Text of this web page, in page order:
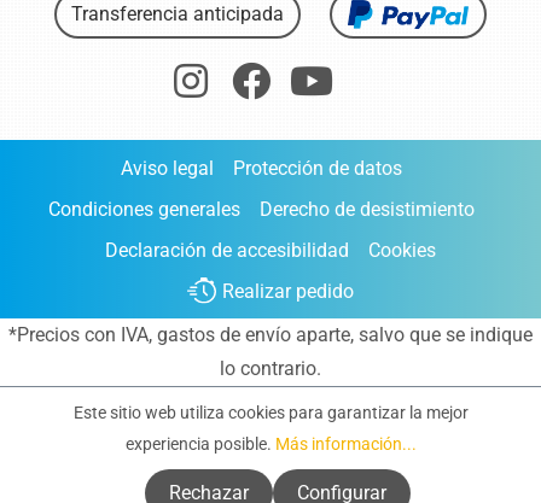
Transferencia anticipada
Aviso legal
Protección de datos
Condiciones generales
Derecho de desistimiento
Declaración de accesibilidad
Cookies
Realizar pedido
*Precios con IVA, gastos de envío aparte, salvo que se indique
lo contrario.
Este sitio web utiliza cookies para garantizar la mejor
experiencia posible. Más información...
Rechazar Configurar